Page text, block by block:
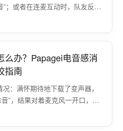
；或者在连麦互动时，队友反馈
续续？好不容易调好想要的御
身，而是硬件···
么办？Papagei电音感消
指南
：满怀期待地下载了变声器，
”，结果对着麦克风一开口，自
或者声音虽然变了，但毫无情